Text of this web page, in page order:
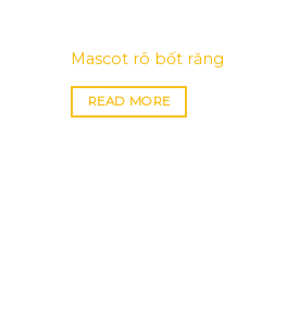
Mascot rô bốt răng
READ MORE